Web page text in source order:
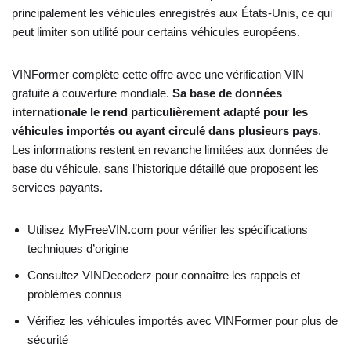
principalement les véhicules enregistrés aux États-Unis, ce qui
peut limiter son utilité pour certains véhicules européens.
VINFormer complète cette offre avec une vérification VIN
gratuite à couverture mondiale. Sa base de données
internationale le rend particulièrement adapté pour les
véhicules importés ou ayant circulé dans plusieurs pays.
Les informations restent en revanche limitées aux données de
base du véhicule, sans l’historique détaillé que proposent les
services payants.
Utilisez MyFreeVIN.com pour vérifier les spécifications
techniques d’origine
Consultez VINDecoderz pour connaître les rappels et
problèmes connus
Vérifiez les véhicules importés avec VINFormer pour plus de
sécurité